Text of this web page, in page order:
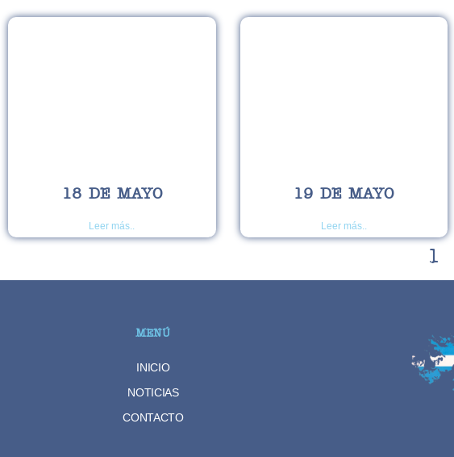
18 DE MAYO
Leer más..
19 DE MAYO
Leer más..
1
MENÚ
INICIO
NOTICIAS
CONTACTO